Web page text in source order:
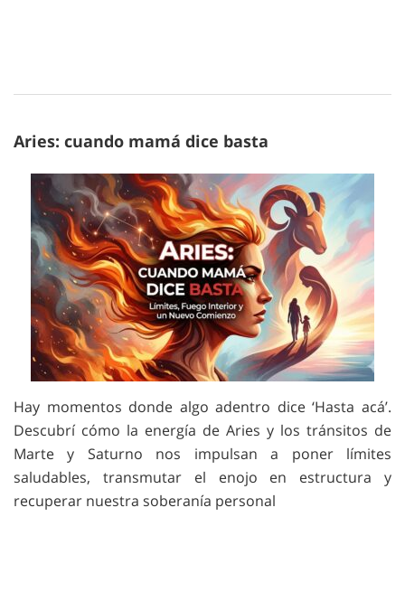
Aries: cuando mamá dice basta
Hay momentos donde algo adentro dice ‘Hasta acá’.
Descubrí cómo la energía de Aries y los tránsitos de
Marte y Saturno nos impulsan a poner límites
saludables, transmutar el enojo en estructura y
recuperar nuestra soberanía personal